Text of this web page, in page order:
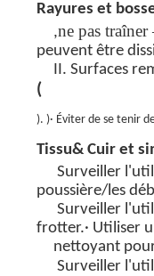
Rayures et
,ne pas traîner
peuvent être
II. Surfaces
(
). )· Éviter de se tenir
Tissu& Cuir et
Surveiller
poussière/les
Surveiller
frotter.· Utiliser
nettoyant
Surveiller